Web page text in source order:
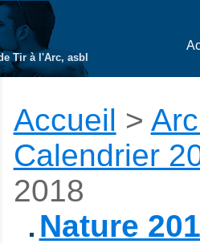
Tir à l'Arc, asbl
Accueil >
Calendrier
2018
Nature